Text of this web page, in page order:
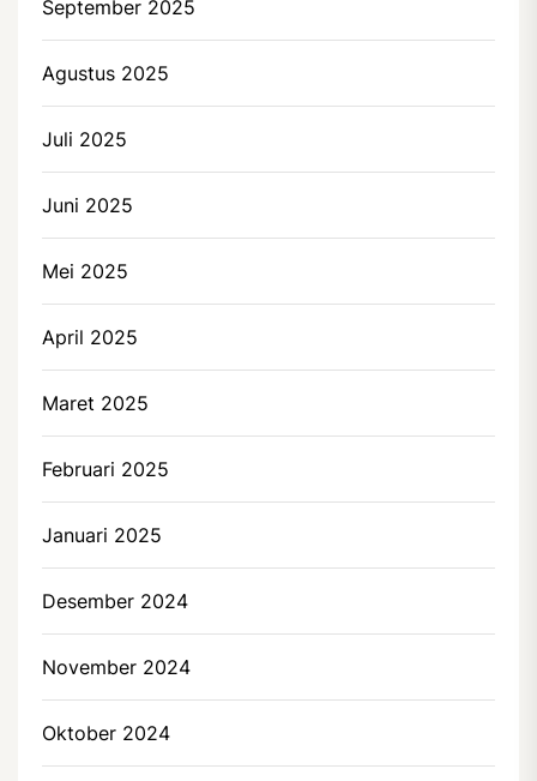
September 2025
Agustus 2025
Juli 2025
Juni 2025
Mei 2025
April 2025
Maret 2025
Februari 2025
Januari 2025
Desember 2024
November 2024
Oktober 2024